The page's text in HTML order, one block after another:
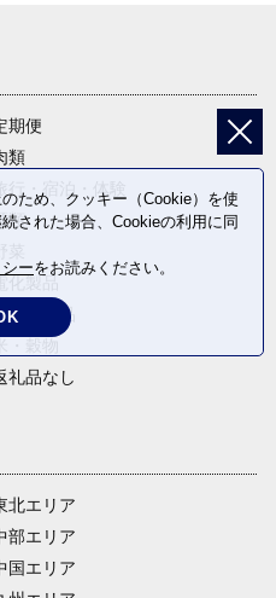
期便
類
行・宿泊・体験
類
・乳製品
礼品なし
北エリア
部エリア
国エリア
ため、クッキー（Cookie）を使
された場合、Cookieの利用に同
ーをお読みください。